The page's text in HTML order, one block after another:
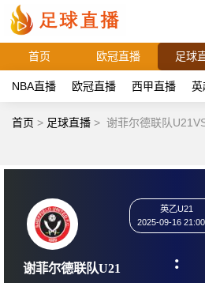
首页 欧冠直播 足球
NBA直播 欧冠直播 西甲直播 英
首页 > 足球直播 > 谢菲尔德联队
2025-